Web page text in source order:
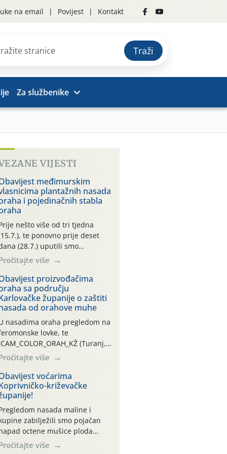
na email Povijest Kontakt
Traži
Za službenike
VIJESTI
međimurskim
plantažnih nasada
i pojedinačnih stabla
nešto više od tri tjedna
te ponovno prije deset
(28.7.) uputili smo
vlasnicima plantažnih
nasada oraha i pojedinačnih
o početku leta i
potrebi usmjerenog
orahove muhe
completa)! Već
dana traje drugi
“toplinski udar”, koji
naročito izražen zadnja šest
(31.7.-05.8.), jer najviše
zraka svakodnevno
više
proizvođačima
sa području
županije o zaštiti
od orahove muhe
nasadima oraha pregledom na
lovke, te
CAM_COLOR_ORAH_KŽ (Turanj,
zabilježena je mala
populacija odraslih oblika
muhe (Rhagoletis
Niska brojnost može
objasniti činjenicom da je
o mladim nasadima s vrlo
urodom, što je povezano i
manjim brojem prezimjelih
ljepljivim Rebell pločama s
više
voćarima
križevačke
nasada maline i
zabilježili smo pojačan
octene mušice ploda
suzukii). Drosophila
više